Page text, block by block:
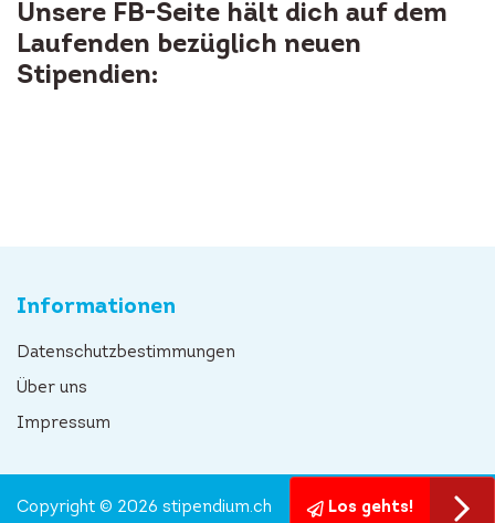
Unsere FB-Seite hält dich auf dem
Laufenden bezüglich neuen
Stipendien:
Informationen
Datenschutzbestimmungen
Über uns
Impressum
Los gehts!
Copyright © 2026 stipendium.ch